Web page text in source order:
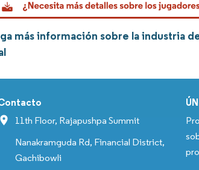
más información sobre la industria
11th Floor, Rajapushpa Summit
Nanakramguda Rd, Financial District,
Gachibowli